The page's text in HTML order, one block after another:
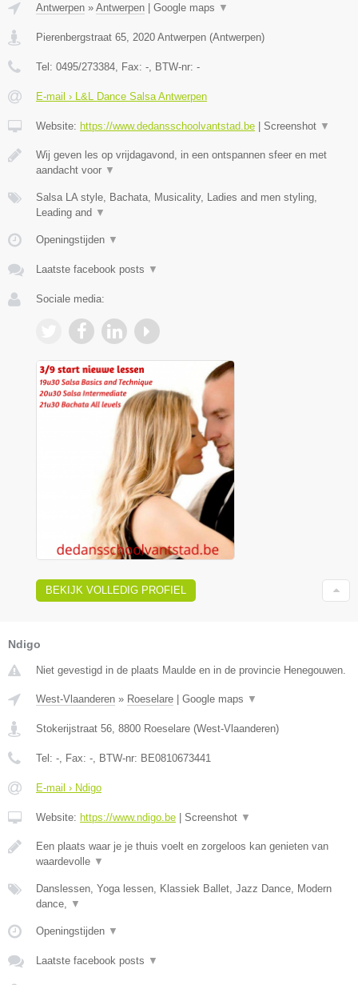
Antwerpen » Antwerpen | Google maps ▼
Pierenbergstraat 65 2020 Antwerpen (Antwerpen)
Tel: 0495/273384 , Fax: - , BTW-nr: -
E-mail › L&L Dance Salsa Antwerpen
Website: https://www.dedansschoolvantstad.be | Screenshot ▼
Wij geven les op vrijdagavond, in een ontspannen sfeer en met
aandacht voor ▼
Salsa LA style, Bachata, Musicality, Ladies and men styling,
Leading and ▼
Openingstijden ▼
Laatste facebook posts ▼
Sociale media:
BEKIJK VOLLEDIG PROFIEL
Ndigo
Niet gevestigd in de plaats Maulde en in de provincie Henegouwen.
West-Vlaanderen » Roeselare | Google maps ▼
Stokerijstraat 56 8800 Roeselare (West-Vlaanderen)
Tel: - , Fax: - , BTW-nr: BE0810673441
E-mail › Ndigo
Website: https://www.ndigo.be | Screenshot ▼
Een plaats waar je je thuis voelt en zorgeloos kan genieten van
waardevolle ▼
Danslessen, Yoga lessen, Klassiek Ballet, Jazz Dance, Modern
dance,
▼
Openingstijden ▼
Laatste facebook posts ▼